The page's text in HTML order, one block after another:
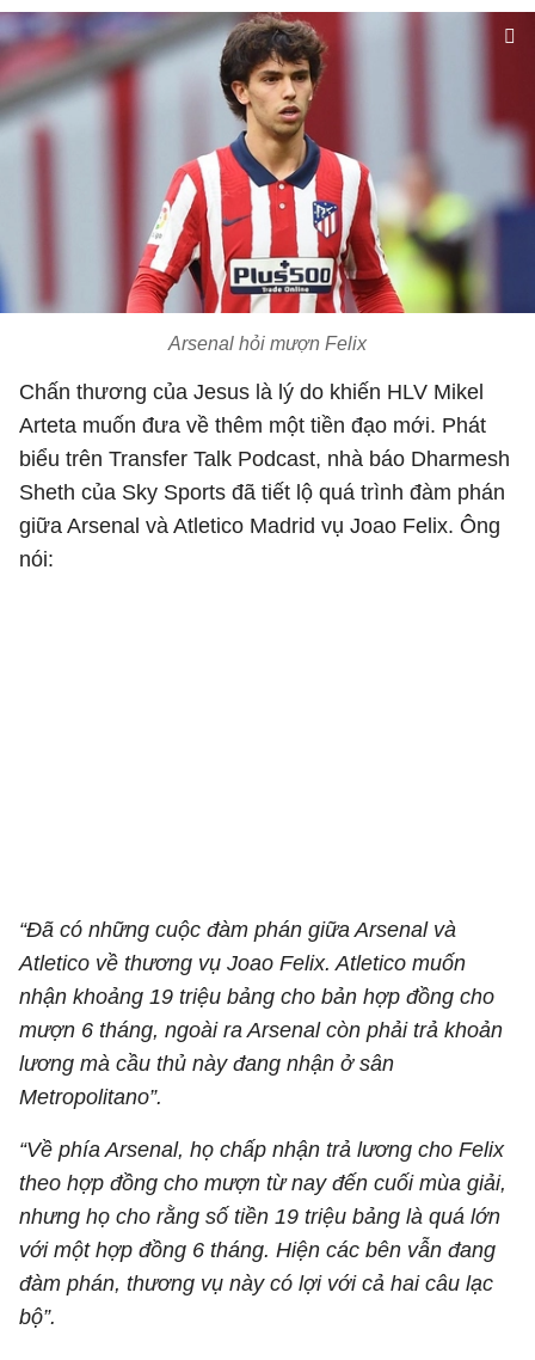
Arsenal hỏi mượn Felix
Chấn thương của Jesus là lý do khiến HLV Mikel
Arteta muốn đưa về thêm một tiền đạo mới. Phát
biểu trên Transfer Talk Podcast, nhà báo Dharmesh
Sheth của Sky Sports đã tiết lộ quá trình đàm phán
giữa Arsenal và Atletico Madrid vụ Joao Felix. Ông
nói:
“Đã có những cuộc đàm phán giữa Arsenal và
Atletico về thương vụ Joao Felix. Atletico muốn
nhận khoảng 19 triệu bảng cho bản hợp đồng cho
mượn 6 tháng, ngoài ra Arsenal còn phải trả khoản
lương mà cầu thủ này đang nhận ở sân
Metropolitano”.
“Về phía Arsenal, họ chấp nhận trả lương cho Felix
theo hợp đồng cho mượn từ nay đến cuối mùa giải,
nhưng họ cho rằng số tiền 19 triệu bảng là quá lớn
với một hợp đồng 6 tháng. Hiện các bên vẫn đang
đàm phán, thương vụ này có lợi với cả hai câu lạc
bộ”.